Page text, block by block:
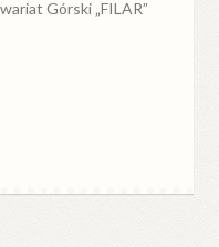
Górski „FILAR”